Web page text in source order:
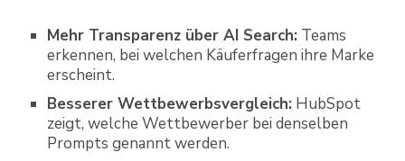
Mehr Transparenz über AI Search: Teams
erkennen, bei welchen Käuferfragen ihre Marke
erscheint.
Besserer Wettbewerbsvergleich: HubSpot
zeigt, welche Wettbewerber bei denselben
Prompts genannt werden.